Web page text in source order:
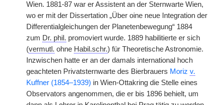
Wien. 1881-87 war er Assistent an der Sternwarte Wien,
wo er mit der Dissertation „Über oine neue Integration der
Differentialgleichungen der Planetenbewegung“ 1884
zum Dr. phil. promoviert wurde. 1889 habilitierte er sich
(vermutl. ohne Habil.schr.) für Theoretische Astronomie.
Inzwischen hatte er an der damals international hoch
geachteten Privatsternwarte des Bierbrauers Moriz v.
Kuffner (1854–1939) in Wien-Ottakring die Stelle eines
Observators angenommen, die er bis 1896 behielt, um